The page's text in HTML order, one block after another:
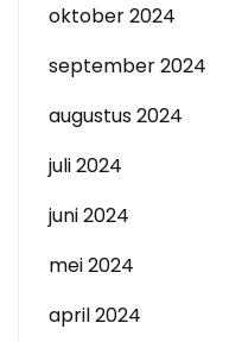
oktober 2024
september 2024
augustus 2024
juli 2024
juni 2024
mei 2024
april 2024